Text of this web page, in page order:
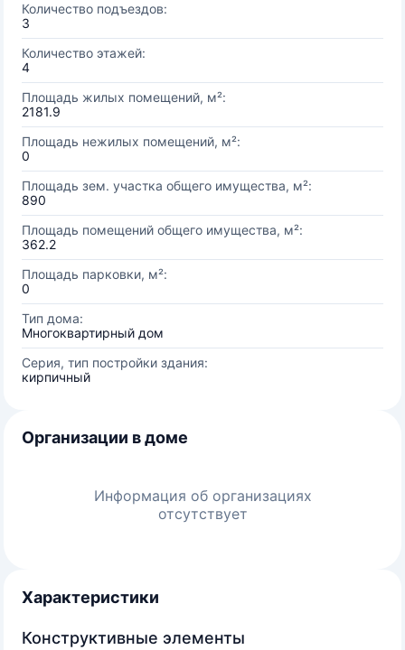
Количество подъездов:
3
Количество этажей:
4
Площадь жилых помещений, м²:
2181.9
Площадь нежилых помещений, м²:
0
Площадь зем. участка общего имущества, м²:
890
Площадь помещений общего имущества, м²:
362.2
Площадь парковки, м²:
0
Тип дома:
Многоквартирный дом
Серия, тип постройки здания:
кирпичный
Организации в доме
Информация об организациях
отсутствует
Характеристики
Конструктивные элементы